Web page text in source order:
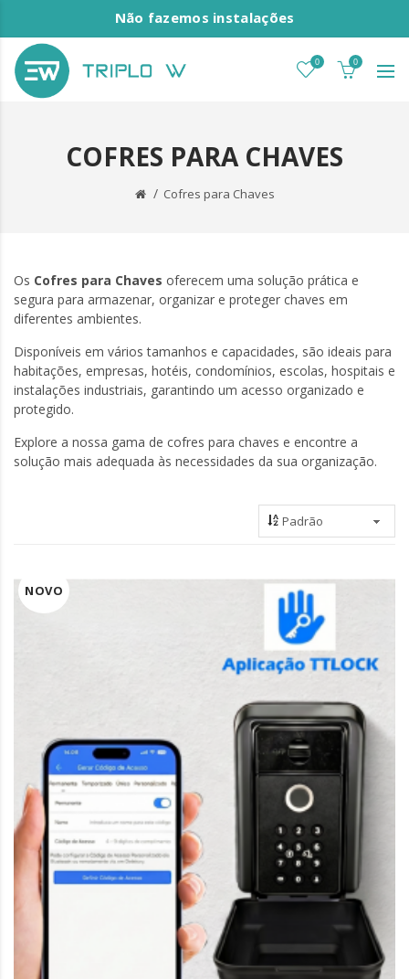
Não fazemos instalações
0 0
COFRES PARA CHAVES
Cofres para Chaves
Os Cofres para Chaves oferecem uma solução prática e
segura para armazenar, organizar e proteger chaves em
diferentes ambientes.
Disponíveis em vários tamanhos e capacidades, são ideais para
habitações, empresas, hotéis, condomínios, escolas, hospitais e
instalações industriais, garantindo um acesso organizado e
protegido.
Explore a nossa gama de cofres para chaves e encontre a
solução mais adequada às necessidades da sua organização.
NOVO